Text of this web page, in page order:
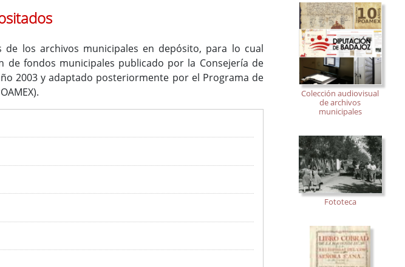
los archivos municipales en depósito, para lo cual
de fondos municipales publicado por la Consejería de
2003 y adaptado posteriormente por el Programa de
Colección audiovisual
de archivos
municipales
Fototeca